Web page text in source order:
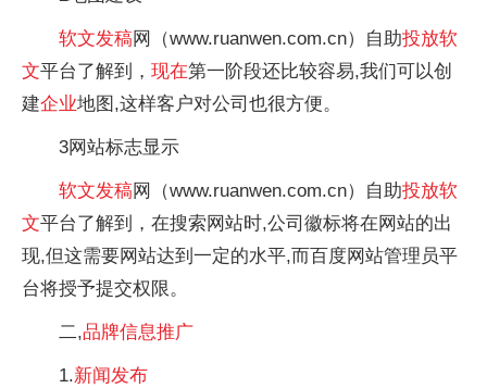
软文发稿网（www.ruanwen.com.cn）自助投放软
文平台了解到， 现在第一阶段还比较容易,我们可以创
建企业地图,这样客户对公司也很方便。
3网站标志显示
软文发稿网（www.ruanwen.com.cn）自助投放软
文平台了解到，在搜索网站时,公司徽标将在网站的出
现,但这需要网站达到一定的水平,而百度网站管理员平
台将授予提交权限。
二,品牌信息推广
1.新闻发布